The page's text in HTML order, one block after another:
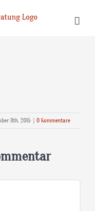
11th, 2015 0 Kommentare